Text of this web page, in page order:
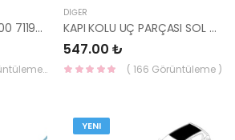
SOL ÖN KAPI DİREK H100 71190-43801-HMC
( 205 Görüntüleme )
DIĞER
KAPI KOLU UÇ PARÇASI SOL ARKA ELANTRA 2011-2015 83652-3X020-HMC
547.00 ₺
( 166 Görüntüleme )
YENI